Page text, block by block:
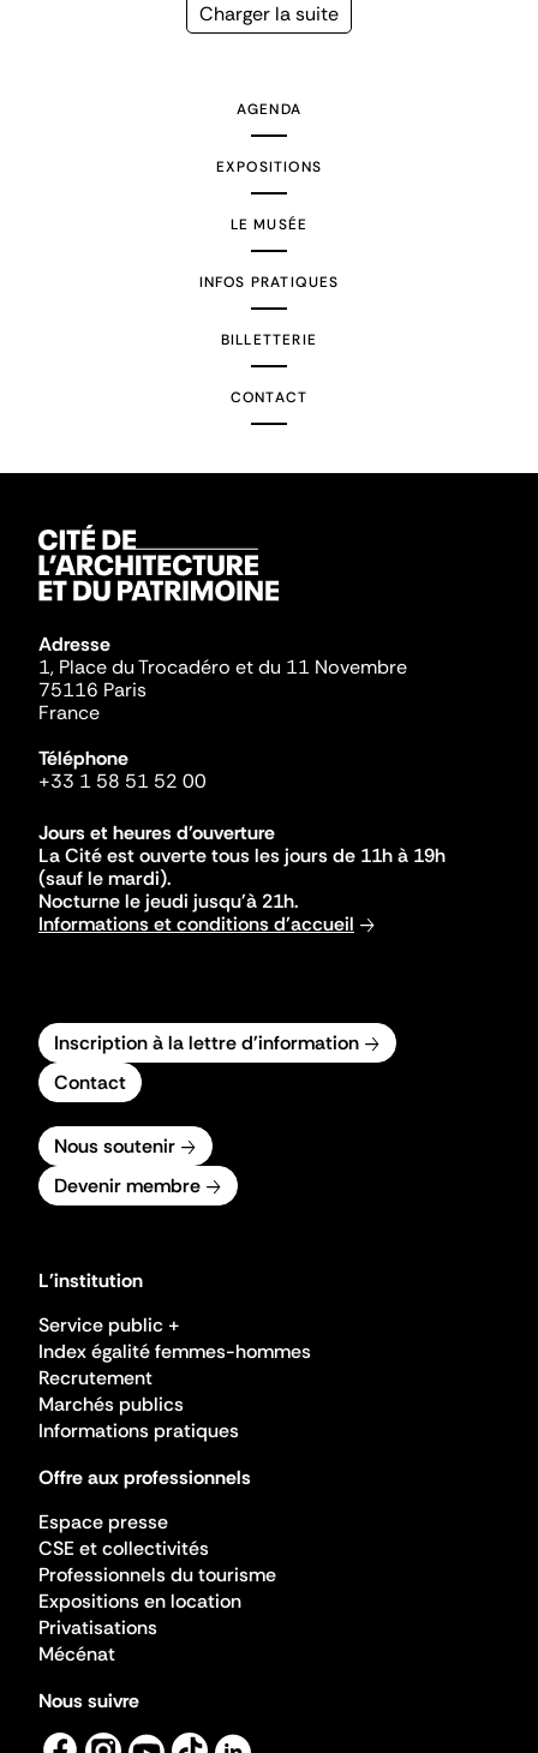
Page
Charger la suite
AGENDA
EXPOSITIONS
LE MUSÉE
INFOS PRATIQUES
BILLETTERIE
CONTACT
Adresse
1, Place du Trocadéro et du 11 Novembre
75116 Paris
France
Téléphone
+33 1 58 51 52 00
Jours et heures d'ouverture
La Cité est ouverte tous les jours de 11h à 19h
(sauf le mardi).
Nocturne le jeudi jusqu'à 21h.
Informations et conditions d'accueil
Inscription à la lettre d'information
Contact
Nous soutenir
Devenir membre
L'institution
Service public +
Index égalité femmes-hommes
Recrutement
Marchés publics
Informations pratiques
Offre aux professionnels
Espace presse
CSE et collectivités
Professionnels du tourisme
Expositions en location
Privatisations
Mécénat
Nous suivre